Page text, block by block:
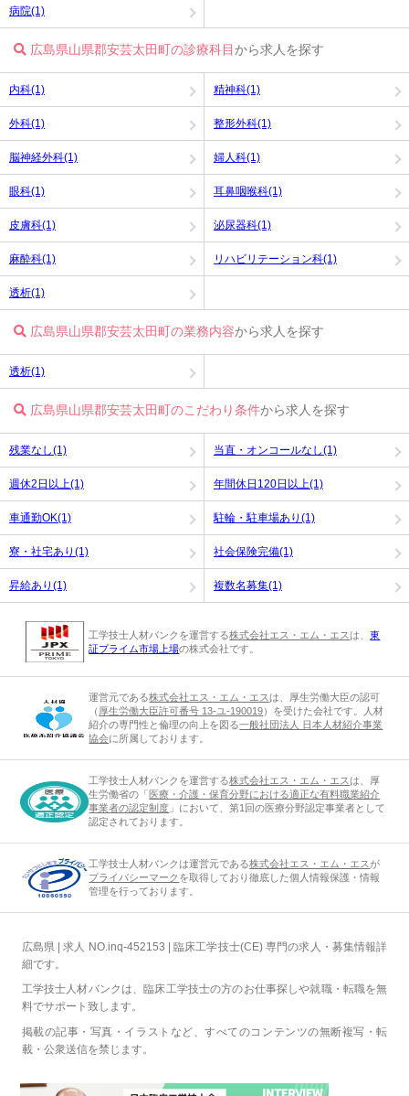
病院(1)
広島県山県郡安芸太田町の診療科目から求人を探す
内科(1) 精神科(1)
外科(1) 整形外科(1)
脳神経外科(1) 婦人科(1)
眼科(1) 耳鼻咽喉科(1)
皮膚科(1) 泌尿器科(1)
麻酔科(1) リハビリテーション科(1)
透析(1)
広島県山県郡安芸太田町の業務内容から求人を探す
透析(1)
広島県山県郡安芸太田町のこだわり条件から求人を探す
残業なし(1) 当直・オンコールなし(1)
週休2日以上(1) 年間休日120日以上(1)
車通勤OK(1) 駐輪・駐車場あり(1)
寮・社宅あり(1) 社会保険完備(1)
昇給あり(1) 複数名募集(1)
工学技士人材バンクを運営する株式会社エス・エム・エスは、東
証プライム市場上場の株式会社です。
運営元である株式会社エス・エム・エスは、厚生労働大臣の認可
（ 厚生労働大臣許可番号 13-ユ-190019）を受けた会社です。人材
紹介の専門性と倫理の向上を図る一般社団法人 日本人材紹介事業
協会に所属しております。
工学技士人材バンクを運営する株式会社エス・エム・エスは、厚
生労働省の「 医療・介護・保育分野における適正な有料職業紹介
事業者の認定制度 」において、第1回の医療分野認定事業者として
認定されております。
工学技士人材バンクは運営元である株式会社エス・エム・エスが
プライバシーマーク を取得しており徹底した個人情報保護・情報
管理を行っております。
広島県 | 求人 NO.inq-452153 | 臨床工学技士(CE) 専門の求人・募集情報詳
細です。
工学技士人材バンクは、臨床工学技士の方のお仕事探しや就職・転職を無
料でサポート致します。
掲載の記事・写真・イラストなど、すべてのコンテンツの無断複写・転
載・公衆送信を禁じます。